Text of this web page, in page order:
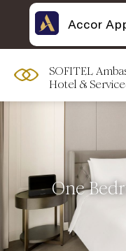
SOFITEL
Hotel &
One
Accor